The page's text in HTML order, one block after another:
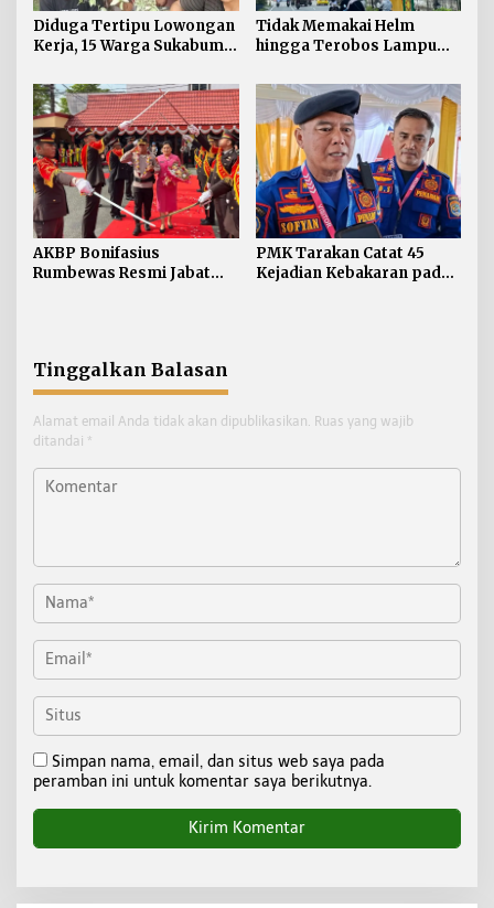
Diduga Tertipu Lowongan
Kerja, 15 Warga Sukabumi
Tidak Memakai Helm
hingga Terobos Lampu
Pelanggaran ETLE di
Tarakan
AKBP Bonifasius
Rumbewas Resmi Jabat
PMK Tarakan Catat 45
Kejadian Kebakaran pada
Tinggalkan Balasan
Alamat email Anda tidak akan dipublikasikan. Ruas yang wajib
ditandai *
Simpan nama, email, dan situs web saya pada
peramban ini untuk komentar saya berikutnya.